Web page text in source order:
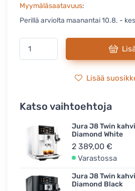
Myymäläsaatavuus:
Perillä arviolta maanantai 10.8. -
Lisää
Katso vaihtoehtoja
Jura J8 Twin
Diamond White
2 389,00 €
Varastossa
Jura J8 Twin
Diamond Black